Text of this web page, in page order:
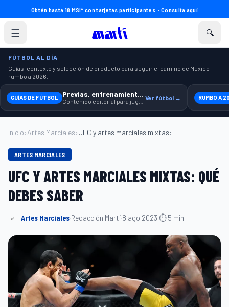
Obtén hasta 18 MSI* con tarjetas participantes. ·Consulta aquí
☰ 🔍
FÚTBOL AL DÍA
Guías, contexto y selección de producto para seguir el camino de México
rumbo a 2026.
GUÍAS DE FÚTBOL Previas, entrenamiento y producto Ver fútbol → RUMBO A
Inicio›Artes Marciales› UFC y artes marciales mixtas: qué debes ...
ARTES MARCIALES
UFC Y ARTES MARCIALES MIXTAS: QUÉ
DEBES SABER
Artes Marciales·Redacción Martí·8 ago 2023·⏱ 5 min